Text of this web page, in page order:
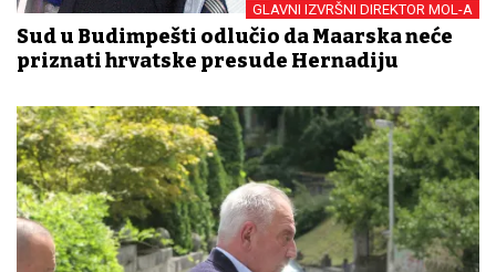
GLAVNI IZVRŠNI DIREKTOR MOL-A
Sud u Budimpešti odlučio da Mađarska neće
priznati hrvatske presude Hernadiju